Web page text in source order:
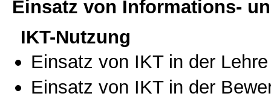
Einsatz von Informations-
IKT-Nutzung
Einsatz von IKT in der Lehre
Einsatz von IKT in der